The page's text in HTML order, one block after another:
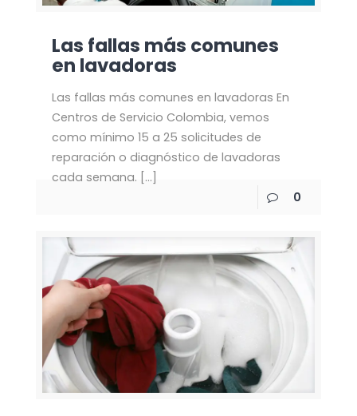
Las fallas más comunes
en lavadoras
Las fallas más comunes en lavadoras En
Centros de Servicio Colombia, vemos
como mínimo 15 a 25 solicitudes de
reparación o diagnóstico de lavadoras
cada semana. […]
0